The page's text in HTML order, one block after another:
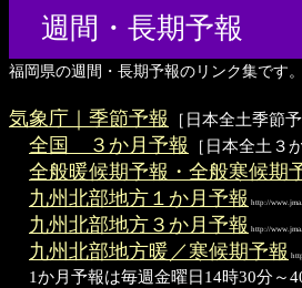
週間・長期予報
福岡県の週間・長期予報のリンク集です。
気象庁｜季節予報 ［日本全土季節予
全国 ３か月予報 ［日本全土３
全般暖候期予報・全般寒候期
九州北部地方１か月予報 http://
九州北部地方３か月予報 http://
九州北部地方暖／寒候期予報
1か月予報は毎週金曜日14時30分～